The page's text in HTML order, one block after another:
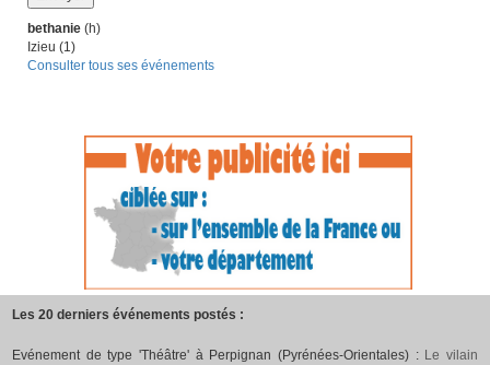
bethanie (h)
Izieu (1)
Consulter tous ses événements
Les 20 derniers événements postés :
Evénement de type 'Théâtre' à Perpignan (Pyrénées-Orientales) : Le vilain